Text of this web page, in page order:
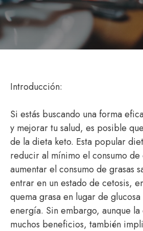
Introducción:
Si estás buscando una forma
y mejorar tu salud, es posible
de la dieta keto. Esta popular
reducir al mínimo el consumo
aumentar el consumo de grasas
entrar en un estado de cetosis,
quema grasa en lugar de
energía. Sin embargo, aunque
muchos beneficios, también